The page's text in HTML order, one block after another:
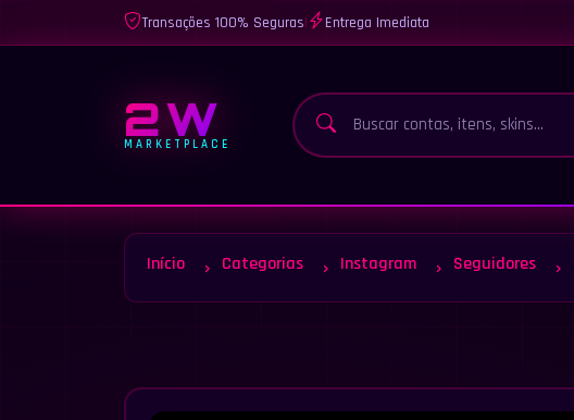
Transações 100% Seguras| Entrega Imediata
2W
MARKETPLACE
Início Categorias Instagram Seguidores